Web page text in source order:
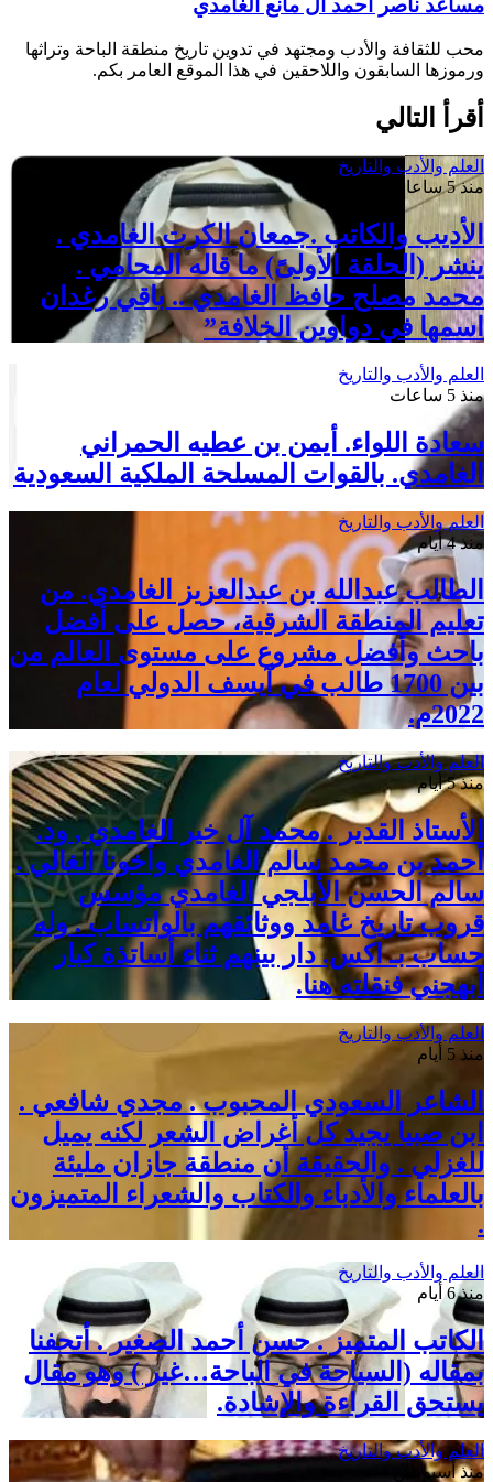
مساعد ناصر أحمد آل مانع الغامدي
محب للثقافة والأدب ومجتهد في تدوين تاريخ منطقة الباحة وتراثها
ورموزها السابقون واللاحقين في هذا الموقع العامر بكم.
أقرأ التالي
العلم والأدب والتاريخ
منذ 5 ساعات
الأديب والكاتب .جمعان الكرت الغامدي .
ينشر (الحلقة الأولىً) ما قاله المحامي .
محمد مصلح حافظ الغامدي .. باقي رغدان
اسمها في دواوين الخلافة”
العلم والأدب والتاريخ
منذ 5 ساعات
سعادة اللواء. أيمن بن عطيه الحمراني
الغامدي. بالقوات المسلحة الملكية السعودية
العلم والأدب والتاريخ
منذ 4 أيام
الطالب عبدالله بن عبدالعزيز الغامدي. من
تعليم المنطقة الشرقية، حصل على أفضل
باحث وأفضل مشروع على مستوى العالم من
بين 1700 طالب في آيسف الدولي لعام
2022م.
العلم والأدب والتاريخ
منذ 5 أيام
الأستاذ القدير . محمد آل خير الغامدي , ود.
أحمد بن محمد سالم الغامدي وأخونا الغالي .
سالم الحسن الأبلجي الغامدي مؤسس
قروب تاريخ غامد ووثائقهم بالواتساب . وله
حساب بـ اكس. دار بينهم ثناء أساتذة كبار
أبهجني فنقلته هنا.
العلم والأدب والتاريخ
منذ 5 أيام
الشاعر السعودي المحبوب . مجدي شافعي .
ابن صبيا يجيد كل أغراض الشعر لكنه يميل
للغزلي . والحقيقة أن منطقة جازان مليئة
بالعلماء والأدباء والكتاب والشعراء المتميزون
.
العلم والأدب والتاريخ
منذ 6 أيام
الكاتب المتميز . حسن أحمد الصغير . أتحفنا
بمقاله (السياحة في الباحة…غير ) وهو مقال
يستحق القراءة والإشادة.
العلم والأدب والتاريخ
منذ أسبوعين